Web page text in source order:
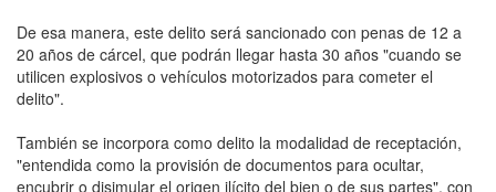
De esa manera, este delito será sancionado con penas de 12 a
20 años de cárcel, que podrán llegar hasta 30 años "cuando se
utilicen explosivos o vehículos motorizados para cometer el
delito".
También se incorpora como delito la modalidad de receptación,
"entendida como la provisión de documentos para ocultar,
encubrir o disimular el origen ilícito del bien o de sus partes", con